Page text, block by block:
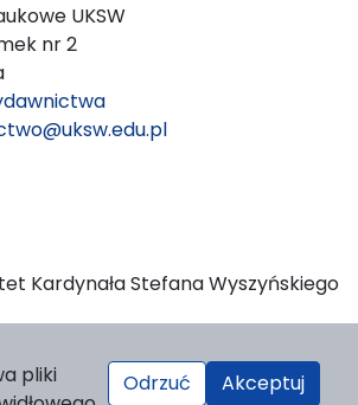
UKSW
nr 2
Kardynała Stefana Wyszyńskiego
by OJS/PKP
pliki
Odrzuć Akceptuj